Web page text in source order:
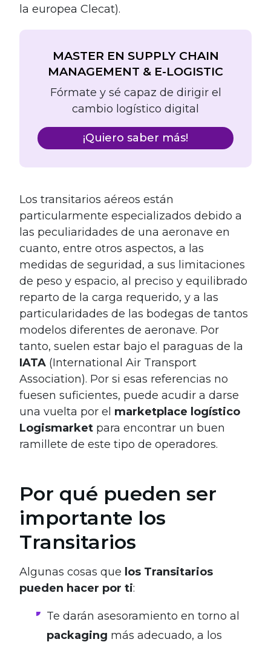
la europea Clecat).
MASTER EN SUPPLY CHAIN
MANAGEMENT & E-LOGISTIC
Fórmate y sé capaz de dirigir el
cambio logístico digital
¡Quiero saber más!
Los transitarios aéreos están
particularmente especializados debido a
las peculiaridades de una aeronave en
cuanto, entre otros aspectos, a las
medidas de seguridad, a sus limitaciones
de peso y espacio, al preciso y equilibrado
reparto de la carga requerido, y a las
particularidades de las bodegas de tantos
modelos diferentes de aeronave. Por
tanto, suelen estar bajo el paraguas de la
IATA (International Air Transport
Association). Por si esas referencias no
fuesen suficientes, puede acudir a darse
una vuelta por el marketplace logístico
Logismarket para encontrar un buen
ramillete de este tipo de operadores.
Por qué pueden ser
importante los
Transitarios
Algunas cosas que los Transitarios
pueden hacer por ti:
Te darán asesoramiento en torno al
packaging más adecuado, a los